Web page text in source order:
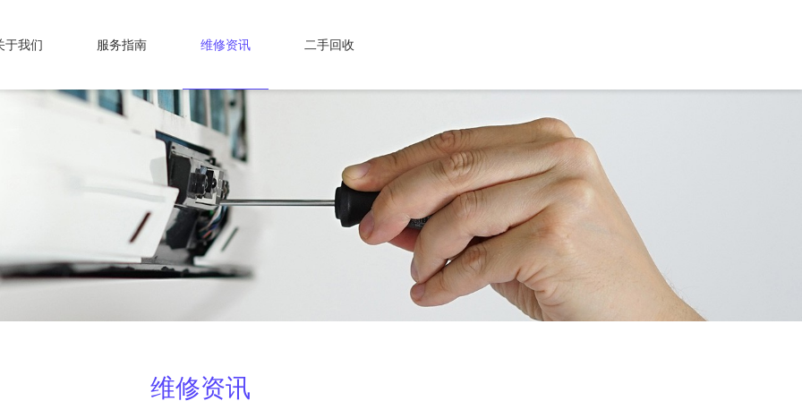
于我们 服务指南 维修资讯 二手回收
维修资讯